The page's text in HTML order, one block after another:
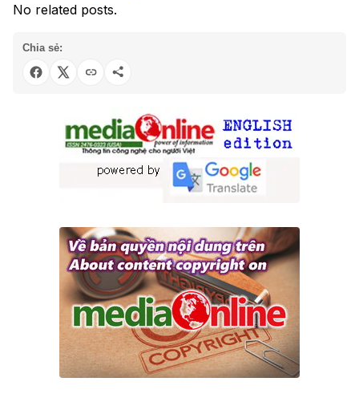
No related posts.
Chia sẻ: